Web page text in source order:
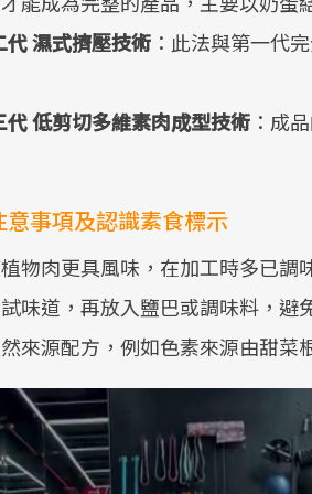
代 濕式擠壓技術 ：此法與第一代
代 低剪切多維素肉成型技術 ：成
意事項及認識素食標示
物肉更具風味，在加工時多已調
味道，再放入鹽巴或調味料，
來源配方，例如色素來源由甜